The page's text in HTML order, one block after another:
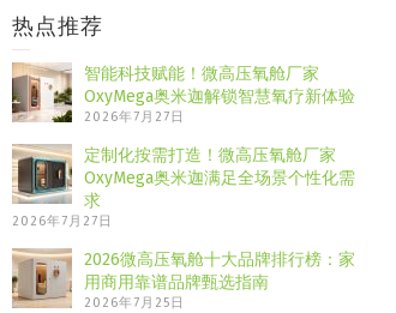
热点推荐
智能科技赋能！微高压氧舱厂家
OxyMega奥米迦解锁智慧氧疗新体验
2026年7月27日
定制化按需打造！微高压氧舱厂家
OxyMega奥米迦满足全场景个性化需
求
2026年7月27日
2026微高压氧舱十大品牌排行榜：家
用商用靠谱品牌甄选指南
2026年7月25日